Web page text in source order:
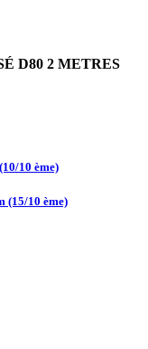
D80 2 METRES
10 ème)
(15/10 ème)